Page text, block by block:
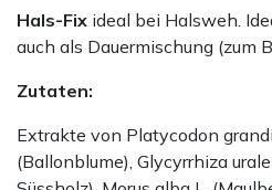
Hals-Fix ideal bei Halsweh.
auch als Dauermischung (zum
Zutaten:
Extrakte von Platycodon
(Ballonblume), Glycyrrhiza